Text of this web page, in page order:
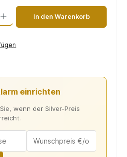
Wert ein oder benutze die Schaltflächen um
In den Warenkorb
einrichten
wenn der Silver-Preis